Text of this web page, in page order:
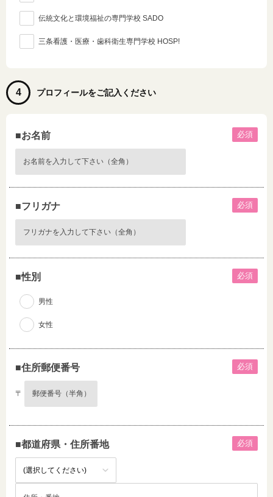
伝統文化と環境福祉の専門学校 SADO
三条看護・医療・歯科衛生専門学校 HOSP!
4 プロフィールをご記入ください
■お名前 必須
■フリガナ 必須
■性別 必須
男性
女性
■住所郵便番号 必須
〒
■都道府県・住所番地 必須